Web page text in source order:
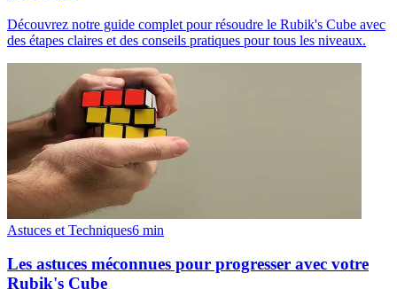
Découvrez notre guide complet pour résoudre le Rubik's Cube avec
des étapes claires et des conseils pratiques pour tous les niveaux.
Astuces et Techniques6 min
Les astuces méconnues pour progresser avec votre
Rubik's Cube